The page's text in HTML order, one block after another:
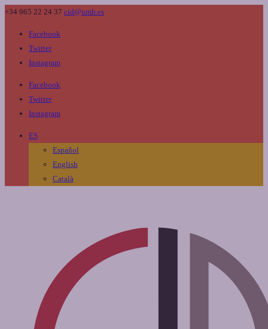
+34 965 22 24 37 cid@umh.es
Facebook
Twitter
Instagram
Facebook
Twitter
Instagram
ES
Español
English
Català